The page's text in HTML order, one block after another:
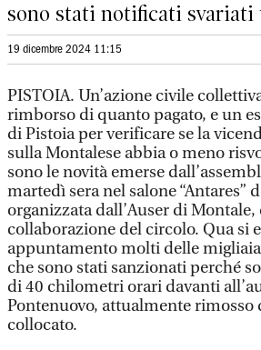
sono stati notificati svariati
19 dicembre 2024 11:15
PISTOIA. Un’azione civile
rimborso di quanto pagato, e un
di Pistoia per verificare se la
sulla Montalese abbia o meno
sono le novità emerse
martedì sera nel salone “Antares”
organizzata dall’Auser di Montale,
collaborazione del circolo. Qua si
appuntamento molti delle
che sono stati sanzionati perché
di 40 chilometri orari davanti
Pontenuovo, attualmente rimosso
collocato.